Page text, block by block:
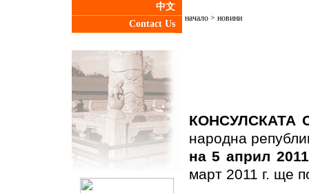
中文
Contact Us
начало> новини
КОНСУЛСКАТА
народна
на 5 април
март 2011 г. ще